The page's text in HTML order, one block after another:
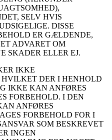
SELV HVIS
DISSE
ER GÆLDENDE,
ADVARET OM
SKADER ELLER EJ.
IKKE
HVILKET DER I HENHOLD
IKKE KAN ANFØRES
FORBEHOLD. I DEN
ANFØRES
FORBEHOLD FOR I
SOM BESKREVET
INGEN